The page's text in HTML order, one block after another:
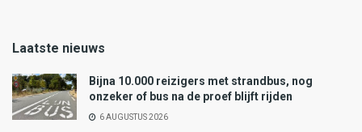
Laatste nieuws
Bijna 10.000 reizigers met strandbus, nog
onzeker of bus na de proef blijft rijden
6 AUGUSTUS 2026